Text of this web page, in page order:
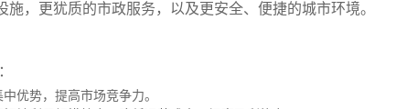
，更犹质的市政服务，以及更安全、便捷的城市环境。
优势，提高市场竞争力。